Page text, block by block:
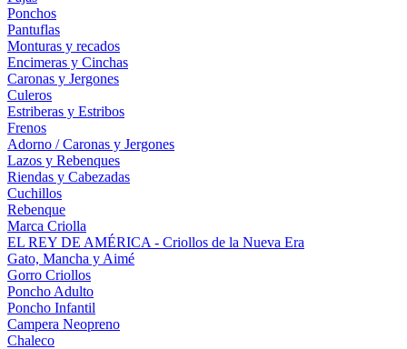
Ponchos
Pantuflas
Monturas y recados
Encimeras y Cinchas
Caronas y Jergones
Culeros
Estriberas y Estribos
Frenos
Adorno / Caronas y Jergones
Lazos y Rebenques
Riendas y Cabezadas
Cuchillos
Rebenque
Marca Criolla
EL REY DE AMÉRICA - Criollos de la Nueva Era
Gato, Mancha y Aimé
Gorro Criollos
Poncho Adulto
Poncho Infantil
Campera Neopreno
Chaleco